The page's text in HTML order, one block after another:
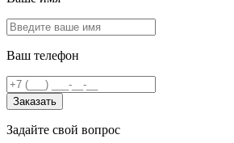
Ваш телефон
Заказать
Задайте свой вопрос